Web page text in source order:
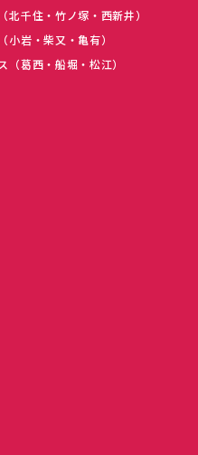
千住・竹ノ塚・西新井）
岩・柴又・亀有）
葛西・船堀・松江）